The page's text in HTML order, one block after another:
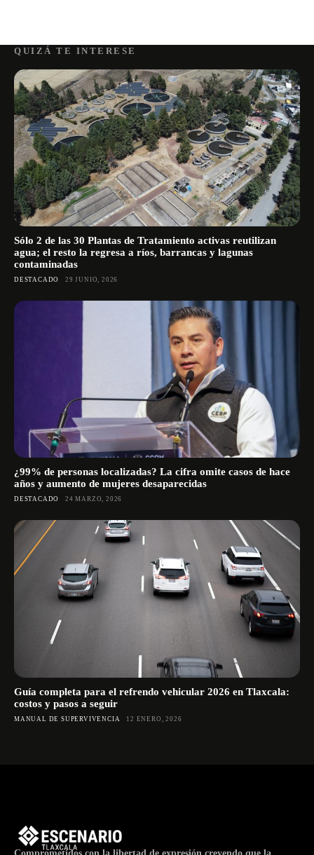
QUIZÁ TE INTERESE
Sólo 2 de las 30 Plantas de Tratamiento activas reutilizan
agua; el resto la regresa a ríos, barrancas y lagunas
contaminadas
DESTACADO 29 JUNIO, 2026
¿99% de personas localizadas? La cifra omite casos de hace
años y aumento de mujeres desaparecidas
DESTACADO 24 MARZO, 2026
Guía completa para el refrendo vehicular 2026 en Tlaxcala:
costos y pasos a seguir
MANUAL DE SUPERVIVENCIA 12 ENERO, 2026